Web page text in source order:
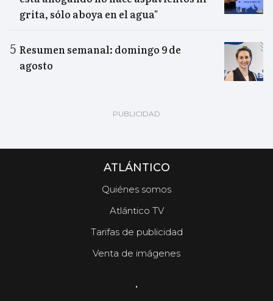
grita, sólo aboya en el agua"
Resumen semanal: domingo 9 de
agosto
ATLÁNTICO
Quiénes somos
Atlántico TV
Tarifas de publicidad
Venta de imágenes
.